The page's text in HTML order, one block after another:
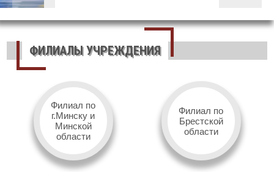
ФИЛИАЛЫ УЧРЕЖДЕНИЯ
Филиал по
г.Минску и
Минской
области
Филиал по
Брестской
области